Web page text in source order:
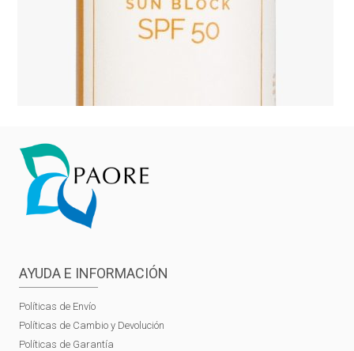
AYUDA E INFORMACIÓN
Políticas de Envío
Políticas de Cambio y Devolución
Políticas de Garantía